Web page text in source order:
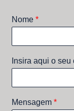
Nome *
Insira aqui o seu
Mensagem *